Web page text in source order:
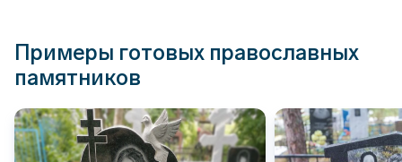
Примеры готовых православных
памятников